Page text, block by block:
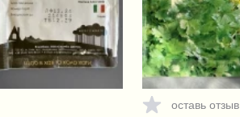
оставь отзыв